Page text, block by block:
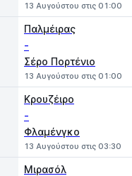
13 Αυγούστου στις 01:00
Παλμέιρας
-
Σέρο Πορτένιο
13 Αυγούστου στις 01:00
Κρουζέιρο
-
Φλαμένγκο
13 Αυγούστου στις 03:30
Μιρασόλ